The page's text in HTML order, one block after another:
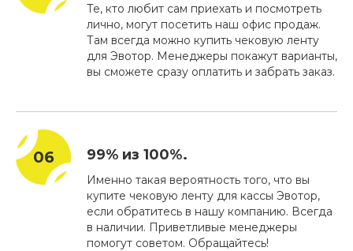
Те, кто любит сам приехать и посмотреть
лично, могут посетить наш офис продаж.
Там всегда можно купить чековую ленту
для Эвотор. Менеджеры покажут варианты,
вы сможете сразу оплатить и забрать заказ.
99% из 100%.
Именно такая вероятность того, что вы
купите чековую ленту для кассы Эвотор,
если обратитесь в нашу компанию. Всегда
в наличии. Приветливые менеджеры
помогут советом. Обращайтесь!